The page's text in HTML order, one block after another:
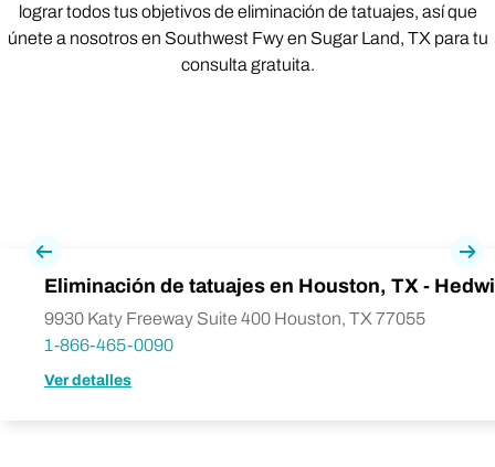
lograr todos tus objetivos de eliminación de tatuajes, así que
únete a nosotros en Southwest Fwy en Sugar Land, TX para tu
consulta gratuita.
Eliminación de tatuajes en Houston, TX -
9930 Katy Freeway Suite 400 Houston, TX 77055
1-866-465-0090
Ver detalles
Previa